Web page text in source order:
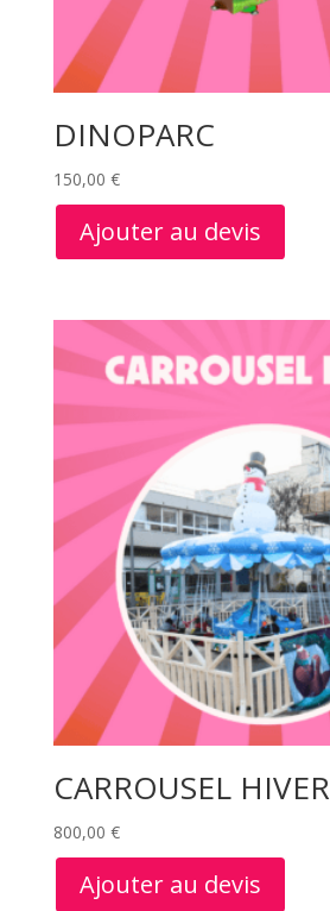
DINOPARC
150,00 €
Ajouter au devis
CARROUSEL HIVER
800,00 €
Ajouter au devis